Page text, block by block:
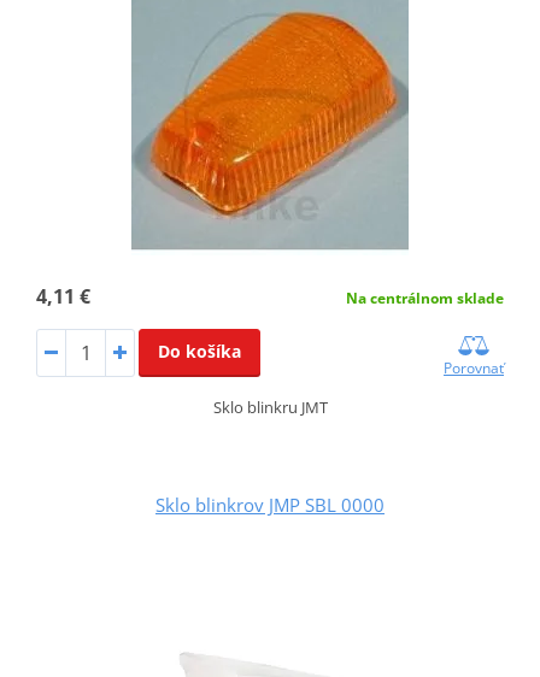
4,11 € Na centrálnom sklade
Do košíka
Porovnať
Sklo blinkru JMT
Sklo blinkrov JMP SBL 0000